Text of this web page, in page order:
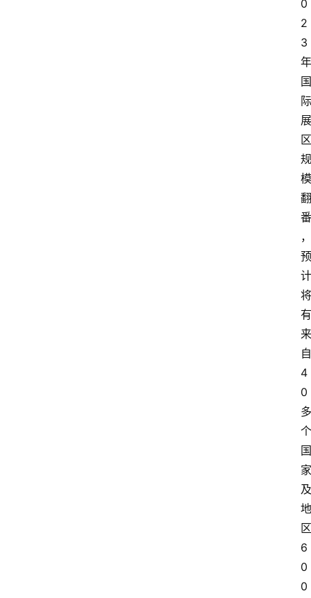
0
2
3
年
国
际
展
区
规
模
翻
番
，
预
计
将
有
来
自
4
0
多
个
国
家
及
地
区
6
0
0